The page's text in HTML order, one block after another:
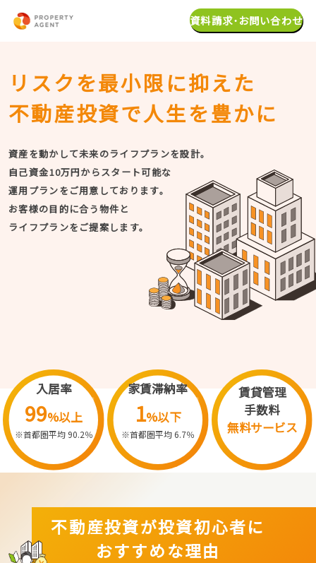
資料請求･お問い合わせ
リスクを最小限に抑えた
不動産投資で人生を豊かに
資産を動かして未来のライフプランを設計。
自己資金10万円からスタート可能な
運用プランをご用意しております。
お客様の目的に合う物件と
ライフプランをご提案します。
入居率
99%以上
※首都圏平均 90.2％
家賃滞納率
1%以下
※首都圏平均 6.7％
賃貸管理
手数料
無料サービス
不動産投資が投資初心者に
おすすめな理由